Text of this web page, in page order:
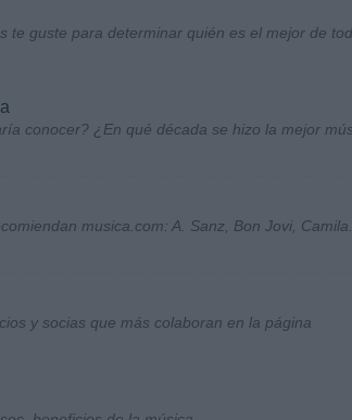
te guste para determinar quién es el mejor de
conocer? ¿En qué década se hizo la mejor
musica.com: A. Sanz, Bon Jovi,
y socias que más colaboran en la página